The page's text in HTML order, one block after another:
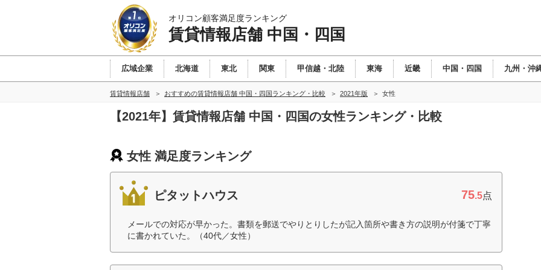
オリコン顧客満足度ランキング
賃貸情報店舗 中国・四国
広域企業 北海道 東北 関東 甲信越・北陸 東海 近畿 中国・四国 九州・沖
賃貸情報店舗 おすすめの賃貸情報店舗 中国・四国ランキング・比較 2021年版 女性
【2021年】賃貸情報店舗 中国・四国の女性ランキング・比較
女性 満足度ランキング
ピタットハウス 75.5点
メールでの対応が早かった。書類を郵送でやりとりしたが記入箇所や書き方の説明が付箋で丁寧
に書かれていた。（40代／女性）